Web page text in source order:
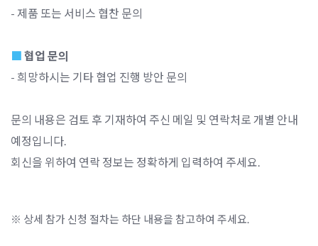
- 제품 또는 서비스 협찬 문의
■ 협업 문의
- 희망하시는 기타 협업 진행 방안 문의
문의 내용은 검토 후 기재하여 주신 메일 및 연락처로 개별 안내
예정입니다.
회신을 위하여 연락 정보는 정확하게 입력하여 주세요.
※ 상세 참가 신청 절차는 하단 내용을 참고하여 주세요.